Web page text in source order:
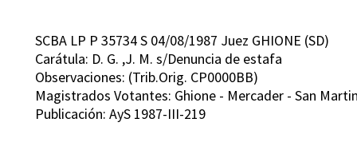
SCBA LP P 35734 S 04/08/1987 Juez GHIONE (SD)
Carátula: D. G. ,J. M. s/Denuncia de estafa
Observaciones: (Trib.Orig. CP0000BB)
Magistrados Votantes: Ghione - Mercader - San
Publicación: AyS 1987-III-219